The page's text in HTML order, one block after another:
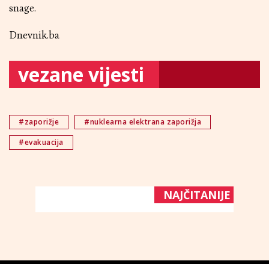
snage.
Dnevnik.ba
vezane vijesti
#zaporižje
#nuklearna elektrana zaporižja
#evakuacija
NAJČITANIJE